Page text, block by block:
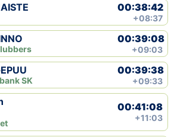
00:38:42
+08:37
00:39:08
+09:03
SK
00:39:38
+09:33
00:41:08
+11:03